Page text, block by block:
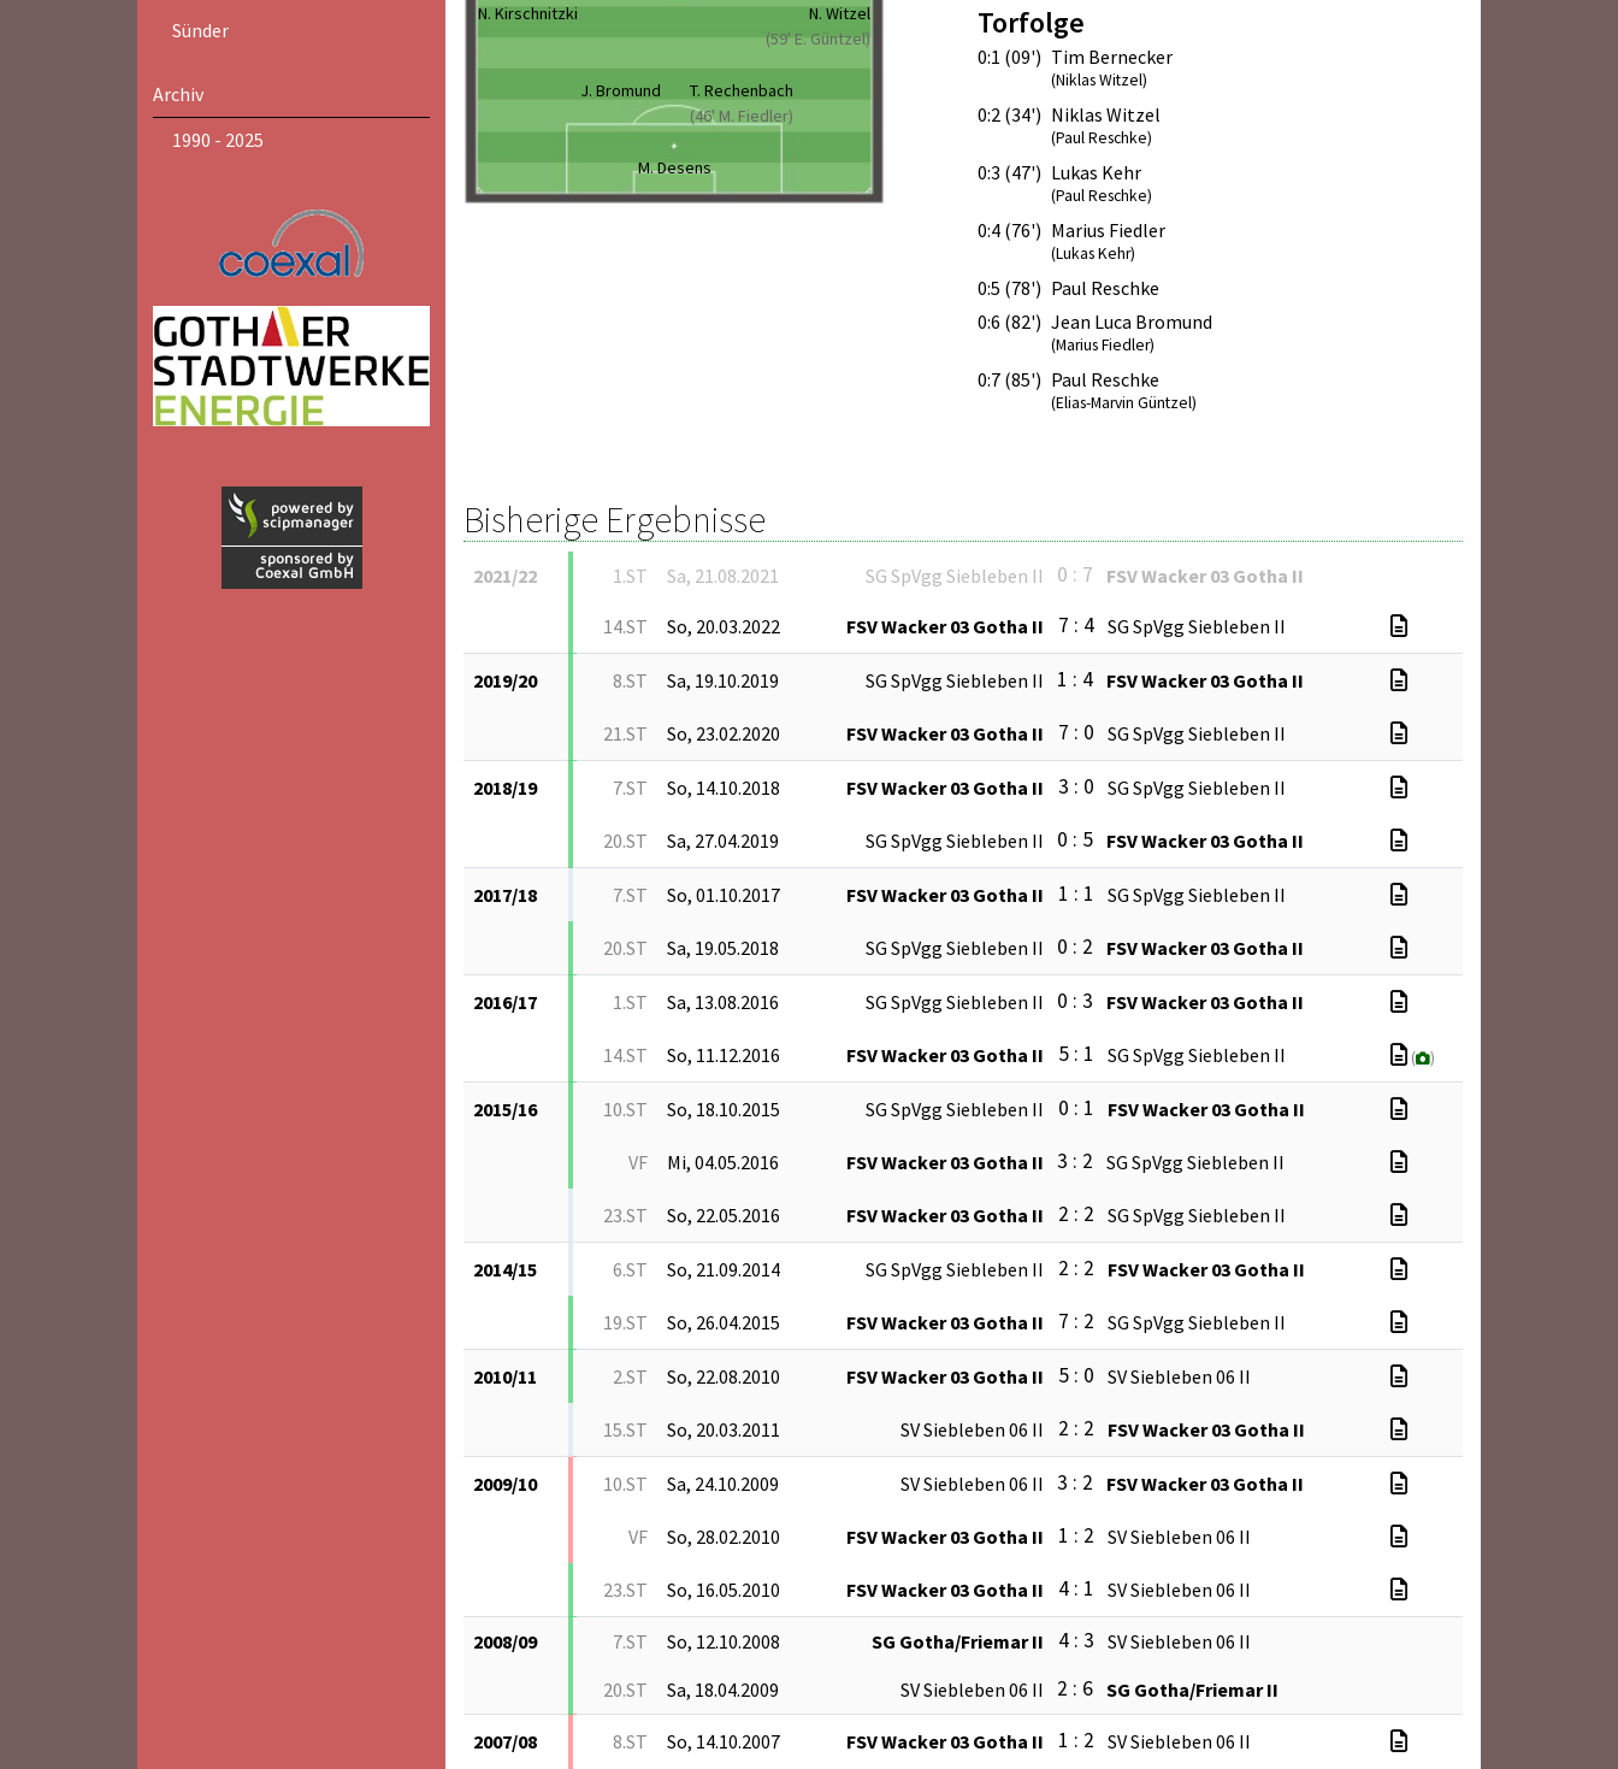
Sünder
Archiv
1990 - 2025
N. Kirschnitzki
N. Witzel
(59' E. Güntzel)
J. Bromund
T. Rechenbach
(46' M. Fiedler)
M. Desens
Torfolge
0:1 (09') Tim Bernecker
(Niklas Witzel)
0:2 (34') Niklas Witzel
(Paul Reschke)
0:3 (47') Lukas Kehr
(Paul Reschke)
0:4 (76') Marius Fiedler
(Lukas Kehr)
0:5 (78') Paul Reschke
0:6 (82') Jean Luca Bromund
(Marius Fiedler)
0:7 (85') Paul Reschke
(Elias-Marvin Güntzel)
Bisherige Ergebnisse
2021/22 1.ST Sa, 21.08.2021 SG SpVgg Siebleben II 0 : 7 FSV Wacker 03 Gotha II
14.ST So, 20.03.2022 FSV Wacker 03 Gotha II 7 : 4 SG SpVgg Siebleben II
2019/20 8.ST Sa, 19.10.2019 SG SpVgg Siebleben II 1 : 4 FSV Wacker 03 Gotha II
21.ST So, 23.02.2020 FSV Wacker 03 Gotha II 7 : 0 SG SpVgg Siebleben II
2018/19 7.ST So, 14.10.2018 FSV Wacker 03 Gotha II 3 : 0 SG SpVgg Siebleben II
20.ST Sa, 27.04.2019 SG SpVgg Siebleben II 0 : 5 FSV Wacker 03 Gotha II
2017/18 7.ST So, 01.10.2017 FSV Wacker 03 Gotha II 1 : 1 SG SpVgg Siebleben II
20.ST Sa, 19.05.2018 SG SpVgg Siebleben II 0 : 2 FSV Wacker 03 Gotha II
2016/17 1.ST Sa, 13.08.2016 SG SpVgg Siebleben II 0 : 3 FSV Wacker 03 Gotha II
14.ST So, 11.12.2016 FSV Wacker 03 Gotha II 5 : 1 SG SpVgg Siebleben II ( )
2015/16 10.ST So, 18.10.2015 SG SpVgg Siebleben II 0 : 1 FSV Wacker 03 Gotha II
VF Mi, 04.05.2016 FSV Wacker 03 Gotha II 3 : 2 SG SpVgg Siebleben II
23.ST So, 22.05.2016 FSV Wacker 03 Gotha II 2 : 2 SG SpVgg Siebleben II
2014/15 6.ST So, 21.09.2014 SG SpVgg Siebleben II 2 : 2 FSV Wacker 03 Gotha II
19.ST So, 26.04.2015 FSV Wacker 03 Gotha II 7 : 2 SG SpVgg Siebleben II
2010/11 2.ST So, 22.08.2010 FSV Wacker 03 Gotha II 5 : 0 SV Siebleben 06 II
15.ST So, 20.03.2011 SV Siebleben 06 II 2 : 2 FSV Wacker 03 Gotha II
2009/10 10.ST Sa, 24.10.2009 SV Siebleben 06 II 3 : 2 FSV Wacker 03 Gotha II
VF So, 28.02.2010 FSV Wacker 03 Gotha II 1 : 2 SV Siebleben 06 II
23.ST So, 16.05.2010 FSV Wacker 03 Gotha II 4 : 1 SV Siebleben 06 II
2008/09 7.ST So, 12.10.2008 SG Gotha/Friemar II 4 : 3 SV Siebleben 06 II
20.ST
Sa, 18.04.2009 SV Siebleben 06 II 2 : 6 SG Gotha/Friemar II
2007/08 8.ST So, 14.10.2007 FSV Wacker 03 Gotha II 1 : 2 SV Siebleben 06 II